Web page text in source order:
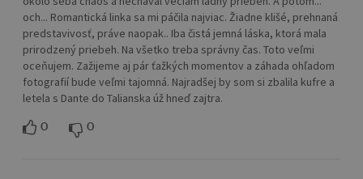
och... Romantická linka sa mi páčila najviac. Žiadne klišé, prehnaná
predstavivosť, práve naopak.. Iba čistá jemná láska, ktorá mala
prirodzený priebeh. Na všetko treba správny čas. Toto veľmi
oceňujem. Zažijeme aj pár ťažkých momentov a záhada ohľadom
fotografií bude veľmi tajomná. Najradšej by som si zbalila kufre a
letela s Dante do Talianska úž hneď zajtra.
0 0